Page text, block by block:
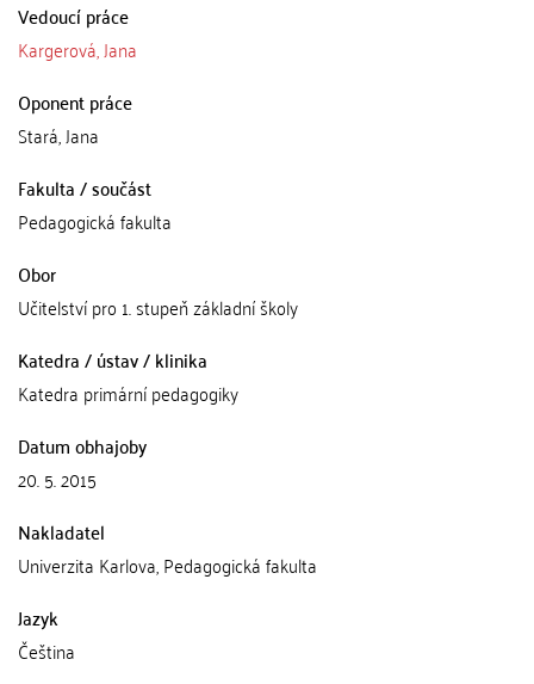
Vedoucí práce
Kargerová, Jana
Oponent práce
Stará, Jana
Fakulta / součást
Pedagogická fakulta
Obor
Učitelství pro 1. stupeň základní školy
Katedra / ústav / klinika
Katedra primární pedagogiky
Datum obhajoby
20. 5. 2015
Nakladatel
Univerzita Karlova, Pedagogická fakulta
Jazyk
Čeština